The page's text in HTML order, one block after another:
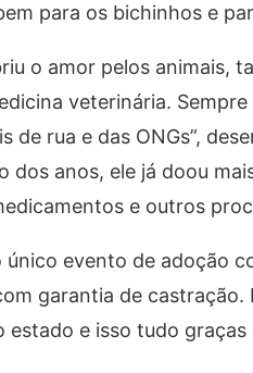
para os bichinhos e
o amor pelos animais,
veterinária.
de rua e das ONGs”,
dos anos, ele já doou
e outros
único evento de adoção
garantia de
e isso tudo